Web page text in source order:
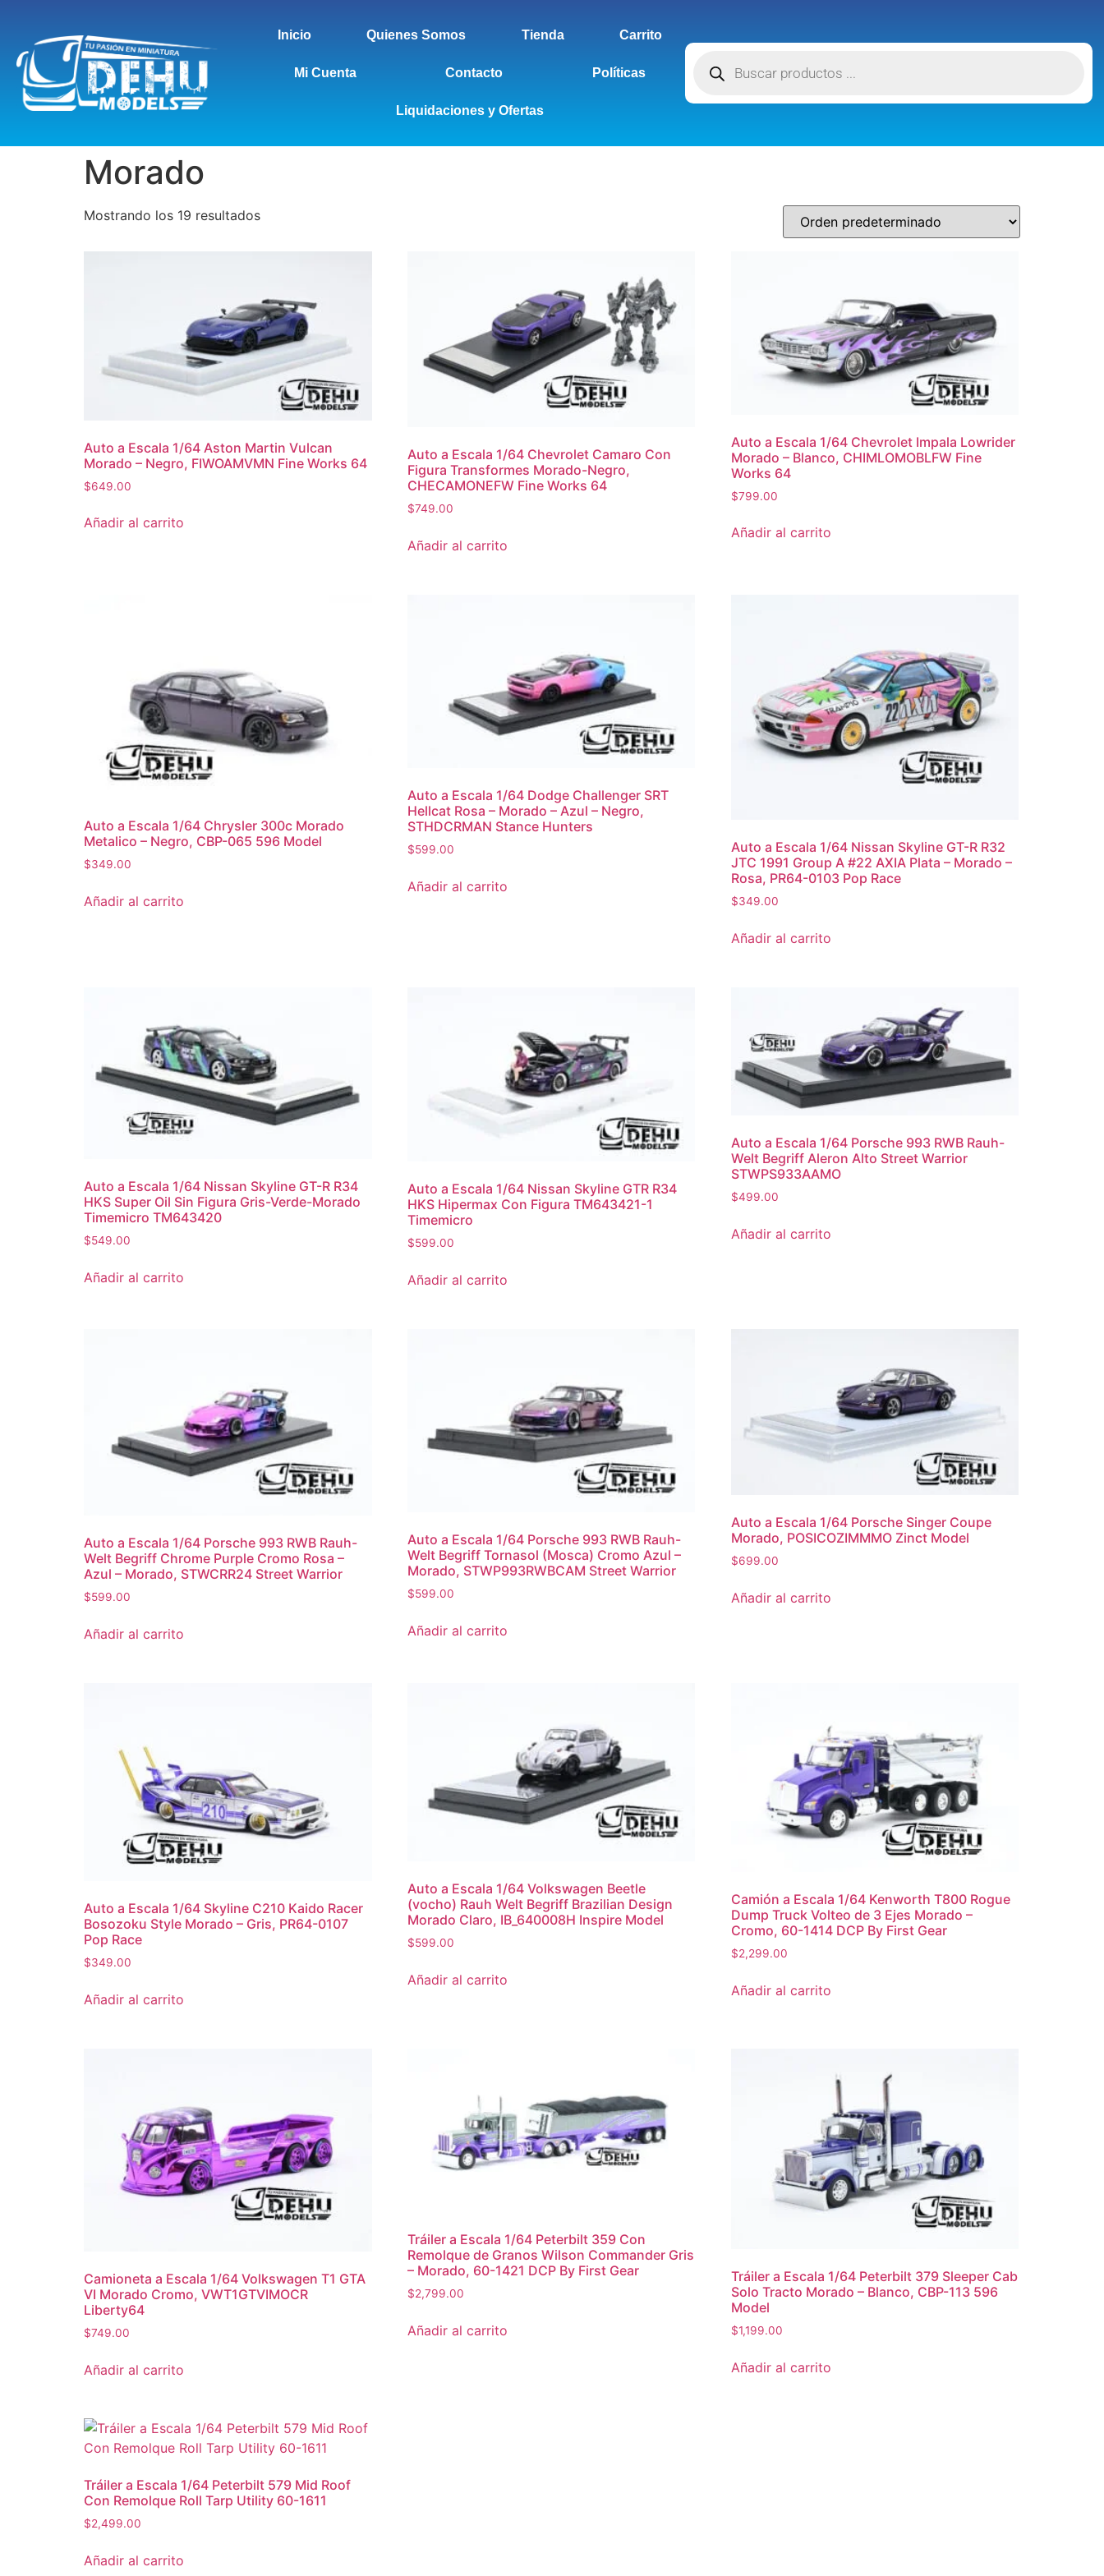
Inicio Quienes Somos Tienda Carrito
Mi Cuenta Contacto Políticas
Liquidaciones y Ofertas
Morado
Mostrando los 19 resultados
Auto a Escala 1/64 Aston Martin Vulcan
Morado – Negro, FIWOAMVMN Fine Works 64
$649.00
Añadir al carrito
Auto a Escala 1/64 Chevrolet Camaro Con
Figura Transformes Morado-Negro,
CHECAMONEFW Fine Works 64
$749.00
Añadir al carrito
Auto a Escala 1/64 Chevrolet Impala Lowrider
Morado – Blanco, CHIMLOMOBLFW Fine
Works 64
$799.00
Añadir al carrito
Auto a Escala 1/64 Chrysler 300c Morado
Metalico – Negro, CBP-065 596 Model
$349.00
Añadir al carrito
Auto a Escala 1/64 Dodge Challenger SRT
Hellcat Rosa – Morado – Azul – Negro,
STHDCRMAN Stance Hunters
$599.00
Añadir al carrito
Auto a Escala 1/64 Nissan Skyline GT-R R32
JTC 1991 Group A #22 AXIA Plata – Morado –
Rosa, PR64-0103 Pop Race
$349.00
Añadir al carrito
Auto a Escala 1/64 Nissan Skyline GT-R R34
HKS Super Oil Sin Figura Gris-Verde-Morado
Timemicro TM643420
$549.00
Añadir al carrito
Auto a Escala 1/64 Nissan Skyline GTR R34
HKS Hipermax Con Figura TM643421-1
Timemicro
$599.00
Añadir al carrito
Auto a Escala 1/64 Porsche 993 RWB Rauh-
Welt Begriff Aleron Alto Street Warrior
STWPS933AAMO
$499.00
Añadir al carrito
Auto a Escala 1/64 Porsche 993 RWB Rauh-
Welt Begriff Chrome Purple Cromo Rosa –
Azul – Morado, STWCRR24 Street Warrior
$599.00
Añadir al carrito
Auto a Escala 1/64 Porsche 993 RWB Rauh-
Welt Begriff Tornasol (Mosca) Cromo Azul –
Morado, STWP993RWBCAM Street Warrior
$599.00
Añadir al carrito
Auto a Escala 1/64 Porsche Singer Coupe
Morado, POSICOZIMMMO Zinct Model
$699.00
Añadir al carrito
Auto a Escala 1/64 Skyline C210 Kaido Racer
Bosozoku Style Morado – Gris, PR64-0107
Pop Race
$349.00
Añadir al carrito
Auto a Escala 1/64 Volkswagen Beetle
(vocho) Rauh Welt Begriff Brazilian Design
Morado Claro, IB_640008H Inspire Model
$599.00
Añadir al carrito
Camión a Escala 1/64 Kenworth T800 Rogue
Dump Truck Volteo de 3 Ejes Morado –
Cromo, 60-1414 DCP By First Gear
$2,299.00
Añadir al carrito
Camioneta a Escala 1/64 Volkswagen T1 GTA
VI Morado Cromo, VWT1GTVIMOCR
Liberty64
$749.00
Añadir al carrito
Tráiler a Escala 1/64 Peterbilt 359 Con
Remolque de Granos Wilson Commander Gris
– Morado, 60-1421 DCP By First Gear
$2,799.00
Añadir al carrito
Tráiler a Escala 1/64 Peterbilt 379 Sleeper Cab
Solo Tracto Morado – Blanco, CBP-113 596
Model
$1,199.00
Añadir al carrito
Tráiler a Escala 1/64 Peterbilt 579 Mid Roof
Con Remolque Roll Tarp Utility 60-1611
$2,499.00
Añadir al carrito